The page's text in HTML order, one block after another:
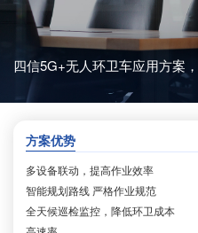
四信5G+无人环卫车应用方案
方案优势
多设备联动，提高作业效率
智能规划路线 严格作业规范
全天候巡检监控，降低环卫成本